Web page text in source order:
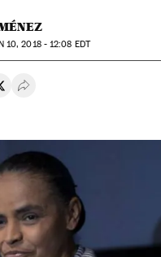
10, 2018 - 12:08 EDT
en Whatsapp
en Facebook
en Twitter
Desplegar Redes Sociales